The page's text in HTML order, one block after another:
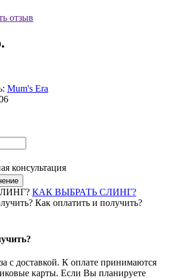
отзыв
Mum's Era
консультация
КАК ВЫБРАТЬ СЛИНГ?
Как оплатить и получить?
с доставкой. К оплате принимаются
карты. Если Вы планируете